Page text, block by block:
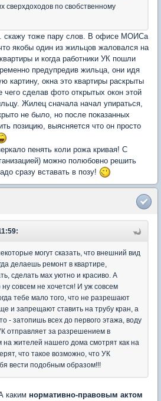
сверхдоходов по свобственному
скажу тоже пару слов. В офисе МОИСа
якобы один из жильцов жаловался на
и когда работники УК пошли
предупредив жильца, они идя
картину, окна это квартиры раскрыты
сделав фото открытых окон этой
Жилец сначала начал упираться,
не было, но после показанных
позицию, выясняется что он просто
пенять коли рожа кривая! С
можно полюбовно решить
сразу вставать в позу!
могут сказать, что внешний вид
делаешь ремонт в квартире,
сделать мах уютно и красиво. А
ну совсем не хочется! И уж совсем
тебе мало того, что не разрешают
и запрещают ставить на трубу кран, а
- затопишь всех до первого этажа, воду
отправляет за разрешением в
на жителей нашего дома смотрят как на
что такое возможно, что УК
вести подобным образом!!!
каким нормативно-правовым актом